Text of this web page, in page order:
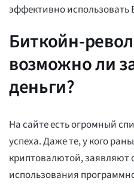
эффективно использовать
Биткойн-
возможно ли
деньги?
На сайте есть огромный
успеха. Даже те, у кого
криптовалютой, заявляют
использования